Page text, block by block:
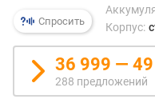
т
д
е
ш
е
Спросить
Корпус:
36 999 —
288 предложений